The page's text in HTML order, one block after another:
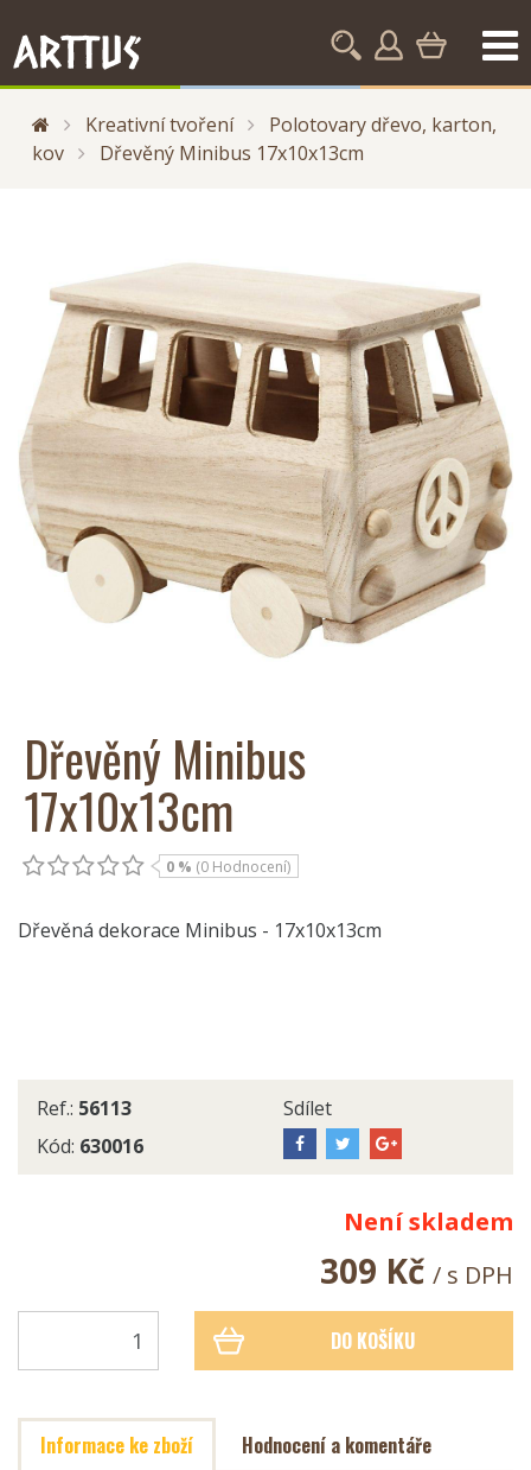
Kreativní tvoření
Polotovary dřevo, karton,
kov
Dřevěný Minibus 17x10x13cm
Dřevěný Minibus
17x10x13cm
0 % (0 Hodnocení)
Dřevěná dekorace Minibus - 17x10x13cm
Ref.: 56113
Kód: 630016
Sdílet
Není skladem
309 Kč / s DPH
DO KOŠÍKU
Informace ke zboží Hodnocení a komentáře